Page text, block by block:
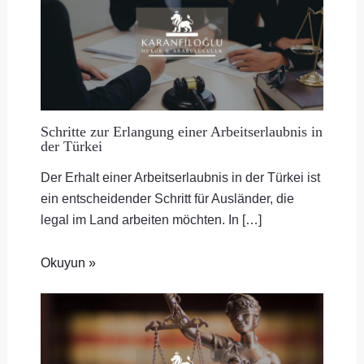
Schritte zur Erlangung einer Arbeitserlaubnis in
der Türkei
Der Erhalt einer Arbeitserlaubnis in der Türkei ist
ein entscheidender Schritt für Ausländer, die
legal im Land arbeiten möchten. In […]
Okuyun »